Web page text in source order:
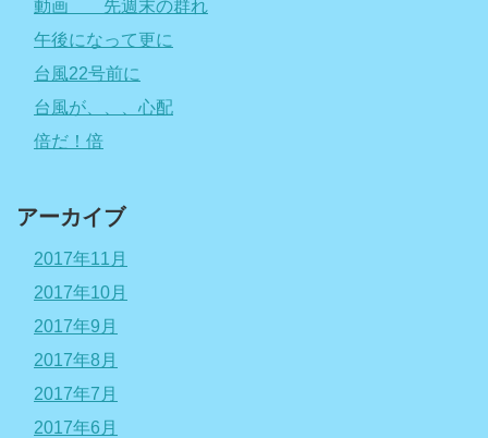
動画 先週末の群れ
午後になって更に
台風22号前に
台風が、、、心配
倍だ！倍
アーカイブ
2017年11月
2017年10月
2017年9月
2017年8月
2017年7月
2017年6月